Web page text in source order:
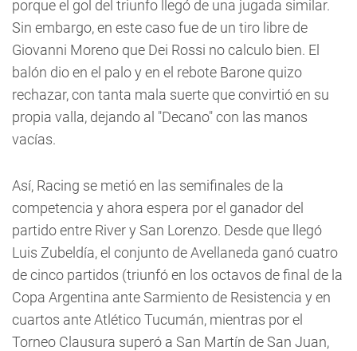
porque el gol del triunfo llegó de una jugada similar.
Sin embargo, en este caso fue de un tiro libre de
Giovanni Moreno que Dei Rossi no calculo bien. El
balón dio en el palo y en el rebote Barone quizo
rechazar, con tanta mala suerte que convirtió en su
propia valla, dejando al "Decano" con las manos
vacías.
Así, Racing se metió en las semifinales de la
competencia y ahora espera por el ganador del
partido entre River y San Lorenzo. Desde que llegó
Luis Zubeldía, el conjunto de Avellaneda ganó cuatro
de cinco partidos (triunfó en los octavos de final de la
Copa Argentina ante Sarmiento de Resistencia y en
cuartos ante Atlético Tucumán, mientras por el
Torneo Clausura superó a San Martín de San Juan,